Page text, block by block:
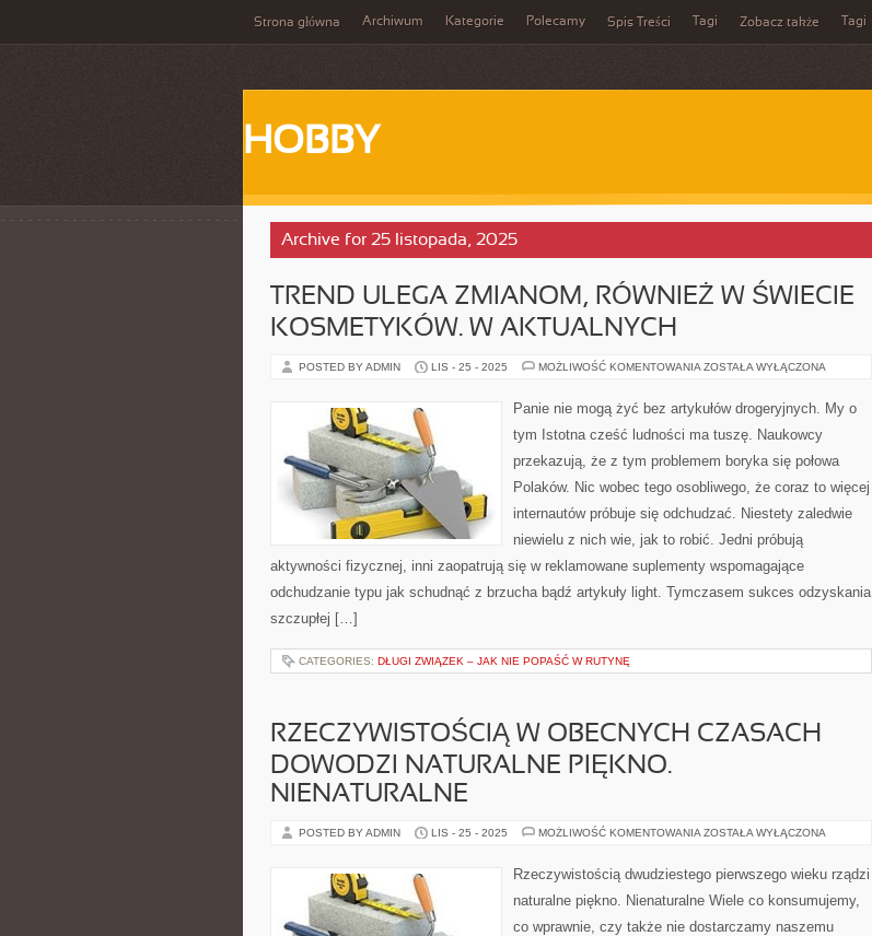
Strona główna Archiwum Kategorie Polecamy Spis Treści Tagi Zobacz także Tagi
HOBBY
Archive for 25 listopada, 2025
TREND ULEGA ZMIANOM, RÓWNIEŻ W ŚWIECIE
KOSMETYKÓW. W AKTUALNYCH
POSTED BY ADMIN LIS - 25 - 2025 MOŻLIWOŚĆ KOMENTOWANIA TREND
RÓWNIEŻ
W
KOSMETYKÓW.
AKTUALNYCH
ZOSTAŁA WYŁĄCZONA
Panie nie mogą żyć bez artykułów drogeryjnych. My o
tym Istotna cześć ludności ma tuszę. Naukowcy
przekazują, że z tym problemem boryka się połowa
Polaków. Nic wobec tego osobliwego, że coraz to więcej
internautów próbuje się odchudzać. Niestety zaledwie
niewielu z nich wie, jak to robić. Jedni próbują
aktywności fizycznej, inni zaopatrują się w reklamowane suplementy wspomagające
odchudzanie typu jak schudnąć z brzucha bądź artykuły light. Tymczasem sukces odzyskania
szczupłej […]
CATEGORIES: DŁUGI ZWIĄZEK – JAK NIE POPAŚĆ W RUTYNĘ
RZECZYWISTOŚCIĄ W OBECNYCH CZASACH
DOWODZI NATURALNE PIĘKNO.
NIENATURALNE
POSTED BY ADMIN LIS - 25 - 2025 MOŻLIWOŚĆ KOMENTOWANIA RZECZYWISTOŚCIĄ
CZASACH
DOWODZI
PIĘKNO.
ZOSTAŁA WYŁĄCZONA
Rzeczywistością dwudziestego pierwszego wieku rządzi
naturalne piękno. Nienaturalne Wiele co konsumujemy,
co wprawnie, czy także nie dostarczamy naszemu